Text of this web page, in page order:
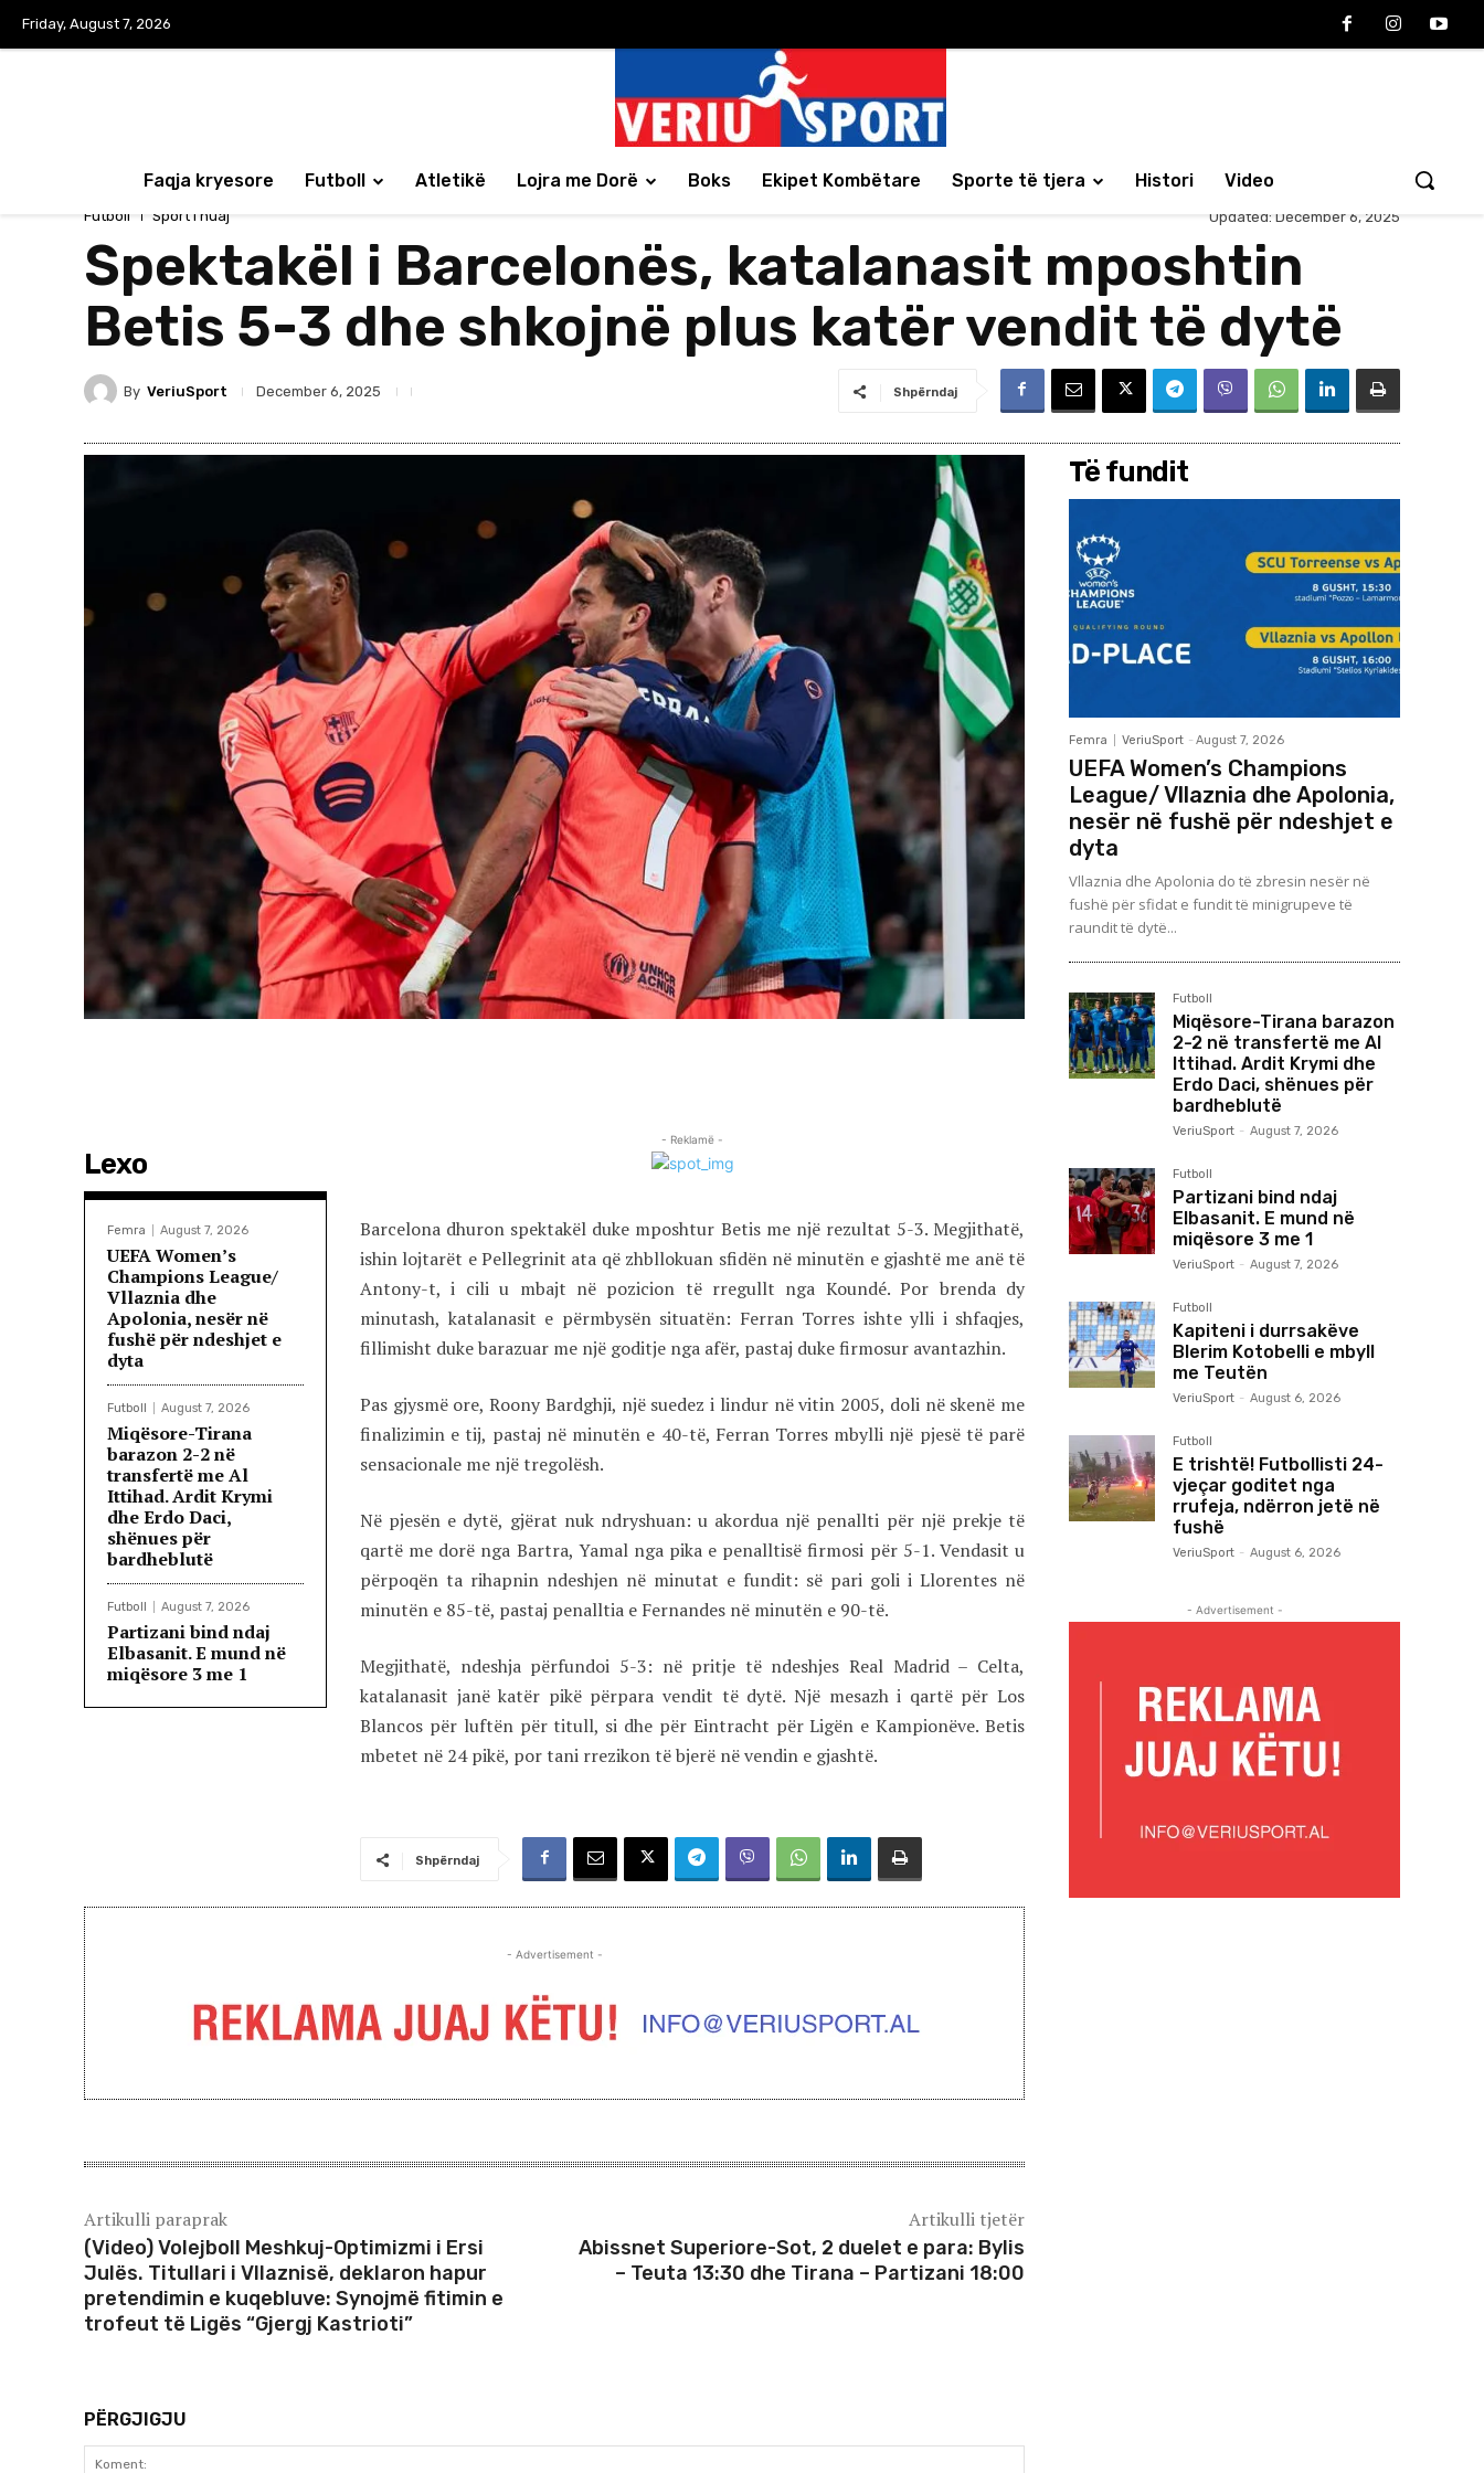
Friday, August 7, 2026
Faqja kryesore Futboll Atletikë Lojra me Dorë Boks Ekipet Kombëtare Sporte të tjera Histori Video
Futboll Sport i huaj Updated: December 6, 2025
Spektakël i Barcelonës, katalanasit mposhtin
Betis 5-3 dhe shkojnë plus katër vendit të dytë
By VeriuSport December 6, 2025 Shpërndaj
Lexo
Femra August 7, 2026
UEFA Women’s
Champions League/
Vllaznia dhe
Apolonia, nesër në
fushë për ndeshjet e
dyta
Futboll August 7, 2026
Miqësore-Tirana
barazon 2-2 në
transfertë me Al
Ittihad. Ardit Krymi
dhe Erdo Daci,
shënues për
bardheblutë
Futboll August 7, 2026
Partizani bind ndaj
Elbasanit. E mund në
miqësore 3 me 1
- Reklamë -
Barcelona dhuron spektakël duke mposhtur Betis me një rezultat 5-3. Megjithatë,
ishin lojtarët e Pellegrinit ata që zhbllokuan sfidën në minutën e gjashtë me anë të
Antony-t, i cili u mbajt në pozicion të rregullt nga Koundé. Por brenda dy
minutash, katalanasit e përmbysën situatën: Ferran Torres ishte ylli i shfaqjes,
fillimisht duke barazuar me një goditje nga afër, pastaj duke firmosur avantazhin.
Pas gjysmë ore, Roony Bardghji, një suedez i lindur në vitin 2005, doli në skenë me
finalizimin e tij, pastaj në minutën e 40-të, Ferran Torres mbylli një pjesë të parë
sensacionale me një tregolësh.
Në pjesën e dytë, gjërat nuk ndryshuan: u akordua një penallti për një prekje të
qartë me dorë nga Bartra, Yamal nga pika e penalltisë firmosi për 5-1. Vendasit u
përpoqën ta rihapnin ndeshjen në minutat e fundit: së pari goli i Llorentes në
minutën e 85-të, pastaj penalltia e Fernandes në minutën e 90-të.
Megjithatë, ndeshja përfundoi 5-3: në pritje të ndeshjes Real Madrid – Celta,
katalanasit janë katër pikë përpara vendit të dytë. Një mesazh i qartë për Los
Blancos për luftën për titull, si dhe për Eintracht për Ligën e Kampionëve. Betis
mbetet në 24 pikë, por tani rrezikon të bjerë në vendin e gjashtë.
Shpërndaj
- Advertisement -
Artikulli paraprak
(Video) Volejboll Meshkuj-Optimizmi i Ersi
Julës. Titullari i Vllaznisë, deklaron hapur
pretendimin e kuqebluve: Synojmë fitimin e
trofeut të Ligës “Gjergj Kastrioti”
Artikulli tjetër
Abissnet Superiore-Sot, 2 duelet e para: Bylis
– Teuta 13:30 dhe Tirana – Partizani 18:00
PËRGJIGJU
Të fundit
Femra VeriuSport - August 7, 2026
UEFA Women’s Champions
League/ Vllaznia dhe Apolonia,
nesër në fushë për ndeshjet e
dyta
Vllaznia dhe Apolonia do të zbresin nesër në
fushë për sfidat e fundit të minigrupeve të
raundit të dytë...
Futboll
Miqësore-Tirana barazon
2-2 në transfertë me Al
Ittihad. Ardit Krymi dhe
Erdo Daci, shënues për
bardheblutë
VeriuSport - August 7, 2026
Futboll
Partizani bind ndaj
Elbasanit. E mund në
miqësore 3 me 1
VeriuSport - August 7, 2026
Futboll
Kapiteni i durrsakëve
Blerim Kotobelli e mbyll
me Teutën
VeriuSport - August 6, 2026
Futboll
E trishtë! Futbollisti 24-
vjeçar goditet nga
rrufeja, ndërron jetë në
fushë
VeriuSport - August 6, 2026
- Advertisement -